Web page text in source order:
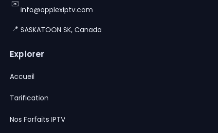
✉️
info@opplexiptv.com
📍 SASKATOON SK, Canada
Explorer
Accueil
Tarification
Nos Forfaits IPTV